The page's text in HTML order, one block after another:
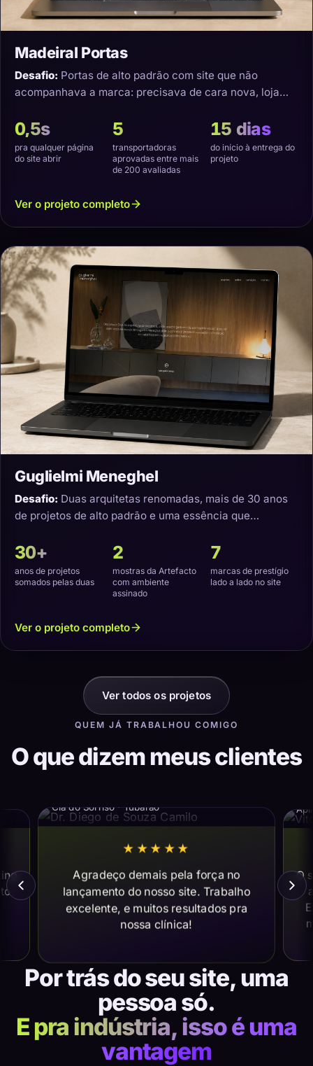
Madeiral Portas
Desafio: Portas de alto padrão com site que não
acompanhava a marca: precisava de cara nova, loja
0,5s
pra qualquer página
do site abrir
5
transportadoras
aprovadas entre mais
de 200 avaliadas
15 dias
do início à entrega do
projeto
Ver o projeto completo
Guglielmi Meneghel
Desafio: Duas arquitetas renomadas, mais de 30 anos
de projetos de alto padrão e uma essência que
30+
anos de projetos
somados pelas duas
2
mostras da Artefacto
com ambiente
assinado
7
marcas de prestígio
lado a lado no site
Ver o projeto completo
Ver todos os projetos
QUEM JÁ TRABALHOU COMIGO
O que dizem meus clientes
Cia do Sorriso · Tubarão
★★★★★
Agradeço demais pela força no
lançamento do nosso site. Trabalho
excelente, e muitos resultados pra
nossa clínica!
O
Por trás do seu site, uma
pessoa só.
E pra indústria, isso é uma
vantagem